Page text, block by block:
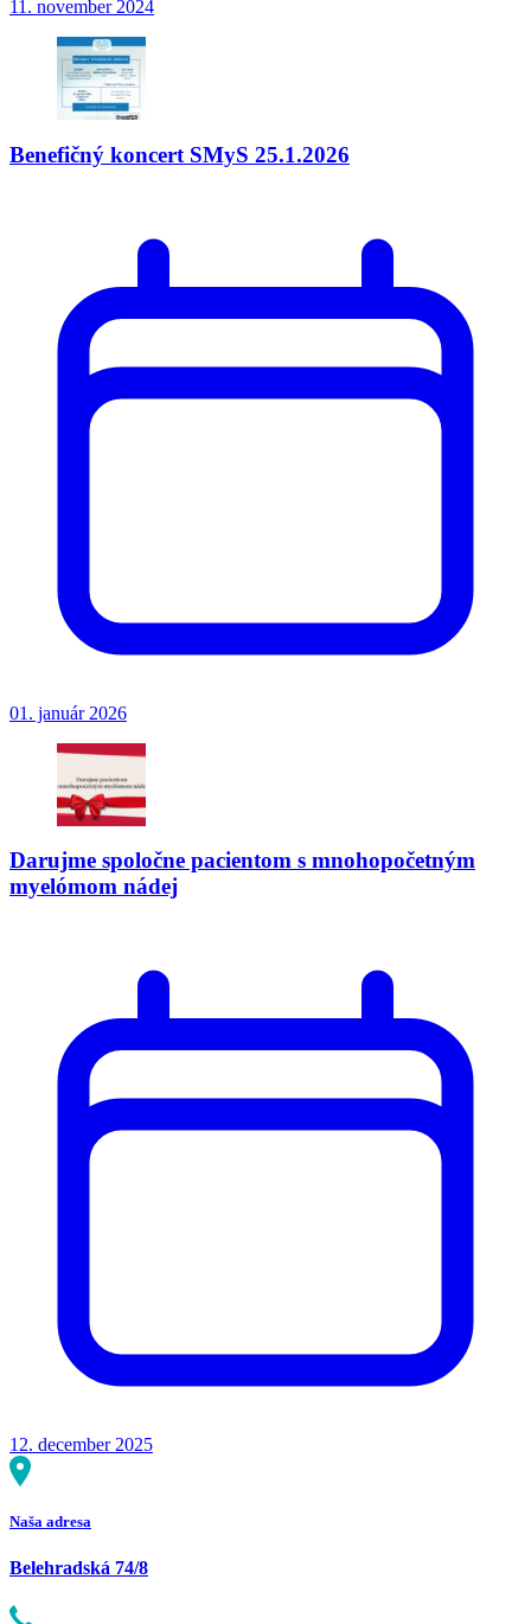
11. november 2024
Benefičný koncert SMyS 25.1.2026
01. január 2026
Darujme spoločne pacientom s mnohopočetným
myelómom nádej
12. december 2025
Naša adresa
Belehradská 74/8